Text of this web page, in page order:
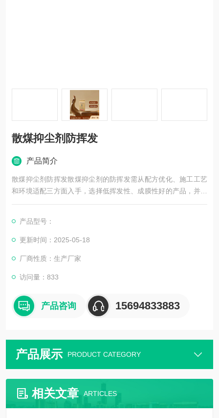
散煤抑尘剂防挥发
产品简介
散煤抑尘剂防挥发散煤抑尘剂的防挥发需从配方优化、施工工艺
和环境适配三方面入手，选择低挥发性、成膜性好的产品，并针
对不同场景（如堆存时间、气候条件）调整方案。建议通过小试
尘防挥发效果。
产品型号：
更新时间：2025-05-18
厂商性质：生产厂家
访问量：833
产品咨询 15694833883
产品展示 PRODUCT CATEGORY
相关文章 ARTICLES